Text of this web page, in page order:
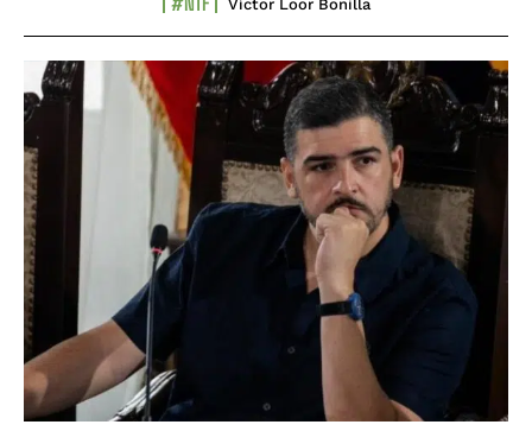
Víctor Loor Bonilla